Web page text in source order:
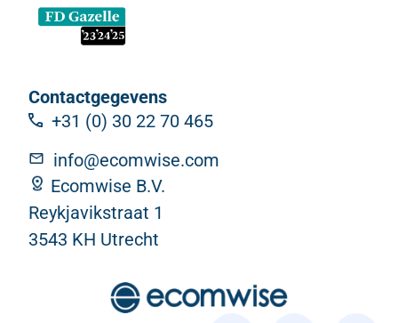
Contactgegevens
+31 (0) 30 22 70 465
info@ecomwise.com
Ecomwise B.V.
Reykjavikstraat 1
3543 KH Utrecht